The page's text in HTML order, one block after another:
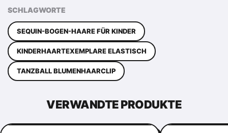
SCHLAGWORTE
SEQUIN-BOGEN-HAARE FÜR KINDER
KINDERHAARTEXEMPLARE ELASTISCH
TANZBALL BLUMENHAARCLIP
VERWANDTE PRODUKTE